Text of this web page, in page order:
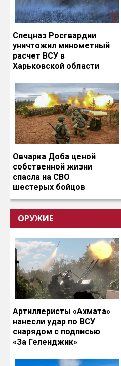
Спецназ Росгвардии
уничтожил минометный
расчет ВСУ в
Харьковской области
Овчарка Доба ценой
собственной жизни
спасла на СВО
шестерых бойцов
ОРУЖИЕ
Артиллеристы «Ахмата»
нанесли удар по ВСУ
снарядом с подписью
«За Геленджик»